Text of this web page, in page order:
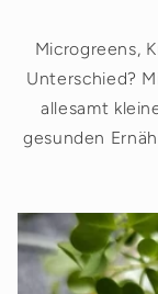
Microgreens,
Unterschied?
allesamt
gesunden